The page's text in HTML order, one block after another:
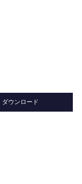
ダウンロード